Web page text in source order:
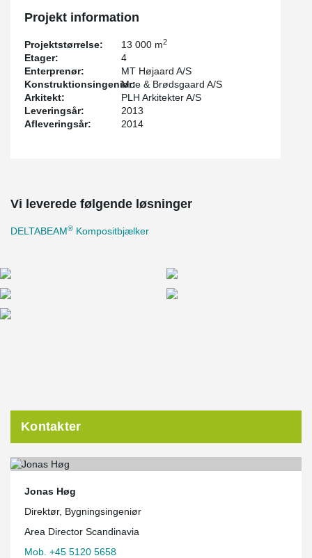
Projekt information
Projektstørrelse: 13 000 m2
Etager:
4
Enterprenør:
MT Højaard A/S
Konstruktionsingeniør:Moe & Brødsgaard A/S
Arkitekt:
PLH Arkitekter A/S
Leveringsår:
2013
Afleveringsår:
2014
Vi leverede følgende løsninger
DELTABEAM® Kompositbjælker
Kontakter
Jonas Høg
Direktør, Bygningsingeniør
Area Director Scandinavia
Mob. +45 5120 5658